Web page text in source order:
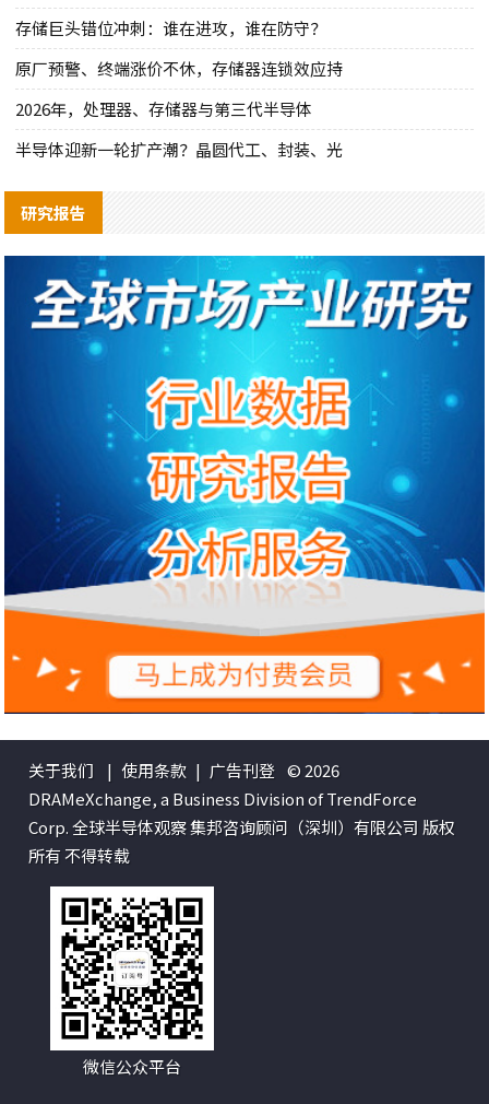
存储巨头错位冲刺：谁在进攻，谁在防守？
原厂预警、终端涨价不休，存储器连锁效应持
2026年，处理器、存储器与第三代半导体
半导体迎新一轮扩产潮？晶圆代工、封装、光
研究报告
关于我们 | 使用条款 | 广告刊登 © 2026
DRAMeXchange, a Business Division of TrendForce
Corp. 全球半导体观察 集邦咨询顾问（深圳）有限公司 版权
所有 不得转载
微信公众平台